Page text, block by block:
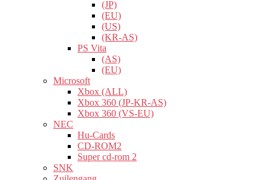
(JP)
(EU)
(US)
(KR-AS)
PS Vita
(AS)
(EU)
Microsoft
Xbox (ALL)
Xbox 360 (JP-KR-AS)
Xbox 360 (VS-EU)
NEC
Hu-Cards
CD-ROM2
Super cd-rom 2
SNK